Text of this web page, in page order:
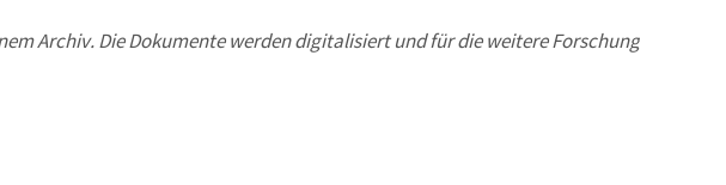
Archiv. Die Dokumente werden digitalisiert und für die weitere Forschung